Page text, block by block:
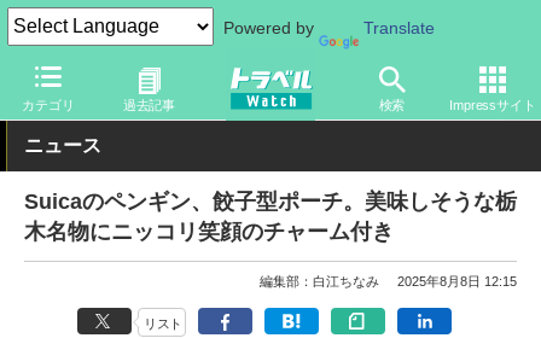
Powered by Translate
カテゴリ 過去記事 検索 Impressサイト
トラベル Watch 旅のアイテム 旅行グッズ キャラクター
ニュース
Suicaのペンギン、餃子型ポーチ。美味しそうな栃
木名物にニッコリ笑顔のチャーム付き
編集部：白江ちなみ 2025年8月8日 12:15
リスト